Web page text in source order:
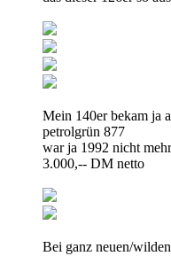
Mein 140er bekam ja
petrolgrün 877
war ja 1992 nicht
3.000,-- DM netto
Bei ganz neuen/